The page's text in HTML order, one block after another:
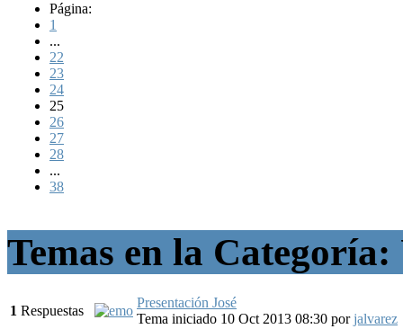
Página:
1
...
22
23
24
25
26
27
28
...
38
Temas en la
1 Respuestas
Presentación José
Tema iniciado 10 Oct 2013 08:30 porjalvarez